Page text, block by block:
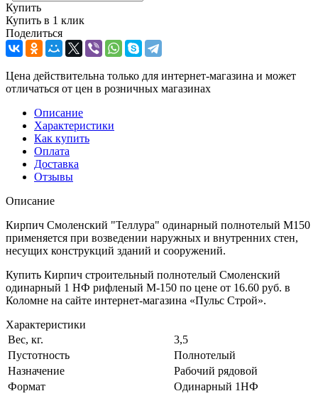
Купить
Купить в 1 клик
Поделиться
Цена действительна только для интернет-магазина и может
отличаться от цен в розничных магазинах
Описание
Характеристики
Как купить
Оплата
Доставка
Отзывы
Описание
Кирпич Смоленский "Теллура" одинарный полнотелый М150
применяется при возведении наружных и внутренних стен,
несущих конструкций зданий и сооружений.
Купить Кирпич строительный полнотелый Смоленский
одинарный 1 НФ рифленый М-150 по цене от 16.60 руб. в
Коломне на сайте интернет-магазина «Пульс Строй».
Характеристики
Вес, кг.
3,5
Пустотность
Полнотелый
Назначение
Рабочий рядовой
Формат
Одинарный 1НФ